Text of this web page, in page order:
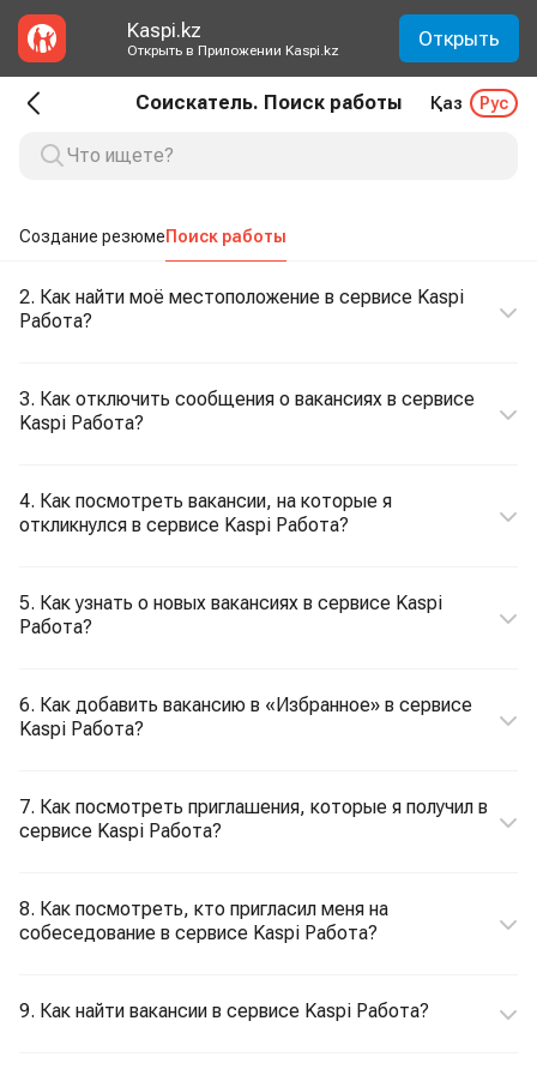
Kaspi.kz
Открыть в Приложении Kaspi.kz Открыть
Соискатель. Поиск работы Қаз Рус
Создание резюмеПоиск работы
2. Как найти моё местоположение в сервисе Kaspi
Работа?
3. Как отключить сообщения о вакансиях в сервисе
Kaspi Работа?
4. Как посмотреть вакансии, на которые я
откликнулся в сервисе Kaspi Работа?
5. Как узнать о новых вакансиях в сервисе Kaspi
Работа?
6. Как добавить вакансию в «Избранное» в сервисе
Kaspi Работа?
7. Как посмотреть приглашения, которые я получил в
сервисе Kaspi Работа?
8. Как посмотреть, кто пригласил меня на
собеседование в сервисе Kaspi Работа?
9. Как найти вакансии в сервисе Kaspi Работа?